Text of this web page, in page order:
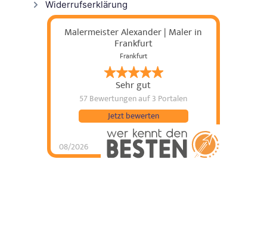
Widerrufserklärung
Malermeister Alexander | Maler in
Frankfurt
Frankfurt
Sehr gut
57 Bewertungenauf 3 Portalen
08/2026
Jetzt bewerten
Malermeister
Alexander | Maler in